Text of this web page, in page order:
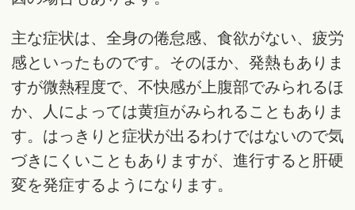
主な症状は、全身の倦怠感、食欲がない、疲労
感といったものです。そのほか、発熱もありま
すが微熱程度で、不快感が上腹部でみられるほ
か、人によっては黄疸がみられることもありま
す。はっきりと症状が出るわけではないので気
づきにくいこともありますが、進行すると肝硬
変を発症するようになります。